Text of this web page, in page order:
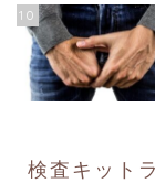
10
検査キット